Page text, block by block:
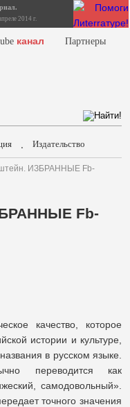
2014 г.
канал Партнеры
. Издательство
ИЗБРАННЫЕ Fb-
Fb-
качество, которое
истории и культуре,
в русском языке.
переводится как
самодовольный».
точного значения